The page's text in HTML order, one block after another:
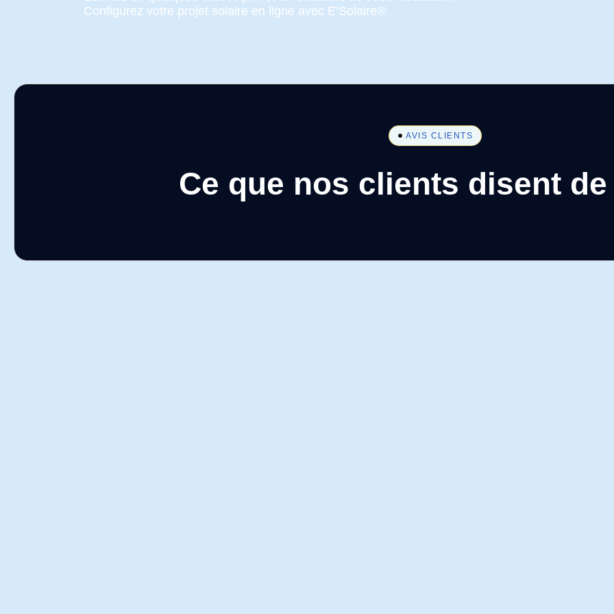
Configurez votre projet solaire en ligne avec E’Solaire®
AVIS CLIENTS
Ce que nos clients disent